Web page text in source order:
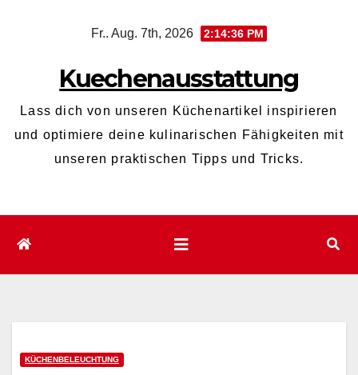
Fr.. Aug. 7th, 2026 2:14:37 PM
Kuechenausstattung
Lass dich von unseren Küchenartikel inspirieren
und optimiere deine kulinarischen Fähigkeiten mit
unseren praktischen Tipps und Tricks.
KÜCHENBELEUCHTUNG